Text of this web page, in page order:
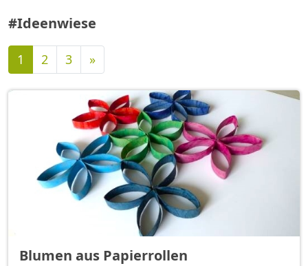
#Ideenwiese
1 2 3 »Nächste
Blumen aus Papierrollen